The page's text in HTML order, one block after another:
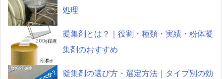
処理
凝集剤とは？｜役割・種類・実績・粉体凝
集剤のおすすめ
凝集剤の選び方・選定方法｜タイプ別の効